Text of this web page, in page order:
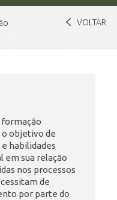
VOLTAR
objetivo de
habilidades
em sua relação
nos processos
de
por parte do